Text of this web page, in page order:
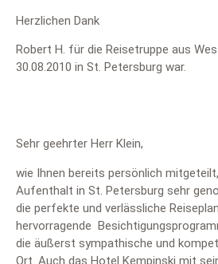
Herzlichen Dank
Robert H. für die Reisetruppe aus
30.08.2010 in St. Petersburg war.
Sehr geehrter Herr Klein,
wie Ihnen bereits persönlich
Aufenthalt in St. Petersburg sehr
die perfekte und verlässliche
hervorragende
die äußerst sympathische und
Ort. Auch das Hotel Kempinski mit